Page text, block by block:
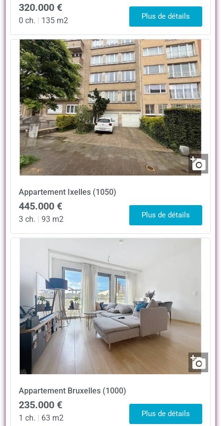
320.000 €
0 ch. | 135 m2 Plus de détails
Appartement Ixelles (1050)
445.000 €
3 ch. | 93 m2 Plus de détails
Appartement Bruxelles (1000)
235.000 €
1 ch. 63 m2 Plus de détails